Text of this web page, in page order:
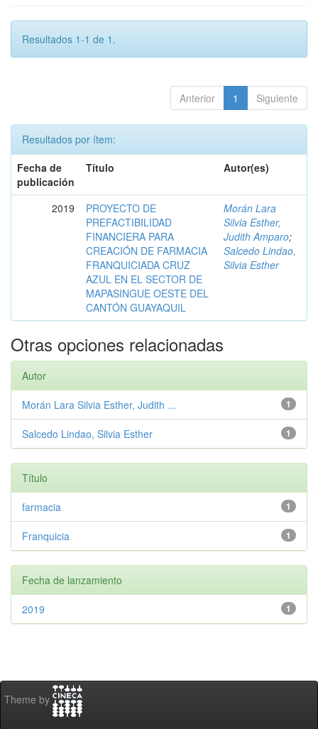
Resultados 1-1 de 1.
Anterior 1 Siguiente
Resultados por ítem:
Fecha de
publicación
Título Autor(es)
2019
PROYECTO DE
PREFACTIBILIDAD
FINANCIERA PARA
CREACIÓN DE FARMACIA
FRANQUICIADA CRUZ
AZUL EN EL SECTOR DE
MAPASINGUE OESTE DEL
CANTÓN GUAYAQUIL
Morán Lara
Silvia Esther,
Judith Amparo;
Salcedo Lindao,
Silvia Esther
Otras opciones relacionadas
Autor
1
Morán Lara Silvia Esther, Judith ...
1
Salcedo Lindao, Silvia Esther
Título
1
farmacia
1
Franquicia
Fecha de lanzamiento
1
2019
Theme by